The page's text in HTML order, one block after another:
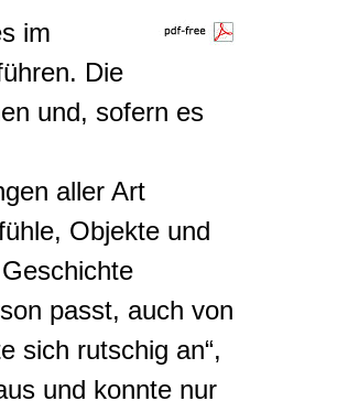
im
Die
und, sofern es
aller Art
Objekte und
passt, auch von
sich rutschig an“,
und konnte nur